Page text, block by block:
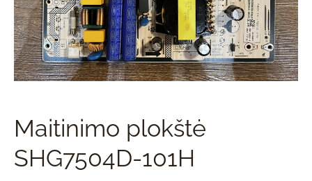
Maitinimo plokštė
SHG7504D-101H